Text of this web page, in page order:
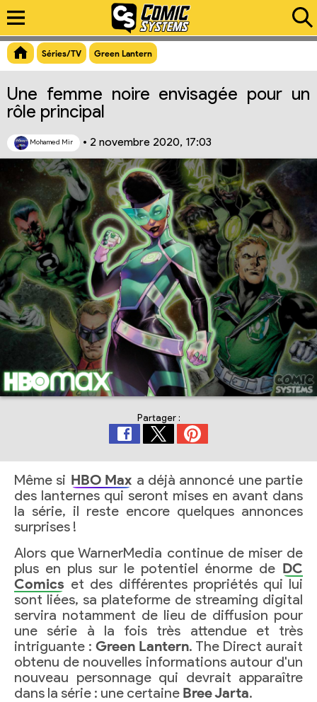
Séries/TV Green Lantern
Une femme noire envisagée pour un
rôle principal
Mohamed Mir • 2 novembre 2020, 17:03
Partager :
Même si HBO Max a déjà annoncé une partie
des lanternes qui seront mises en avant dans
la série, il reste encore quelques annonces
surprises !
Alors que WarnerMedia continue de miser de
plus en plus sur le potentiel énorme de DC
Comics et des différentes propriétés qui lui
sont liées, sa plateforme de streaming digital
servira notamment de lieu de diffusion pour
une série à la fois très attendue et très
intriguante : Green Lantern. The Direct aurait
obtenu de nouvelles informations autour d'un
nouveau personnage qui devrait apparaître
dans la série : une certaine Bree Jarta.
Aperçu du lien